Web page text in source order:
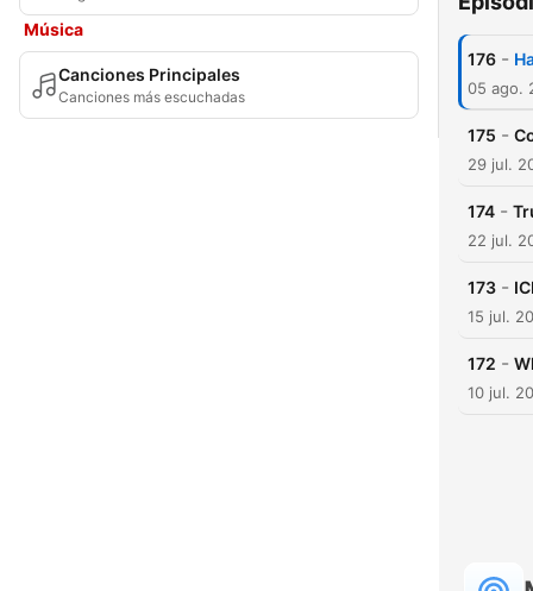
Música
Canciones Principales
Canciones más escuchadas
176 -
05 ago.
175 -
29 jul.
174 -
22 jul.
173 -
15 jul.
172 -
10 jul.